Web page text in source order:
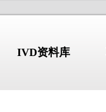
IVD资料库